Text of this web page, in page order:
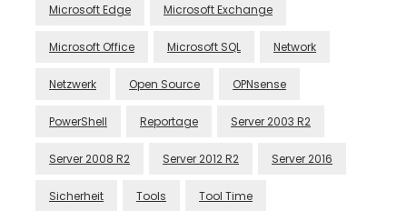
Microsoft Edge Microsoft Exchange
Microsoft Office Microsoft SQL Network
Netzwerk Open Source OPNsense
PowerShell Reportage Server 2003 R2
Server 2008 R2 Server 2012 R2 Server 2016
Sicherheit Tools Tool Time